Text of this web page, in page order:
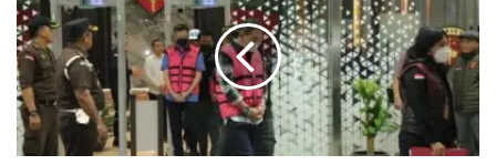
CPO
2022-
2024
Rugikan
Negara
Hingga
Rp14